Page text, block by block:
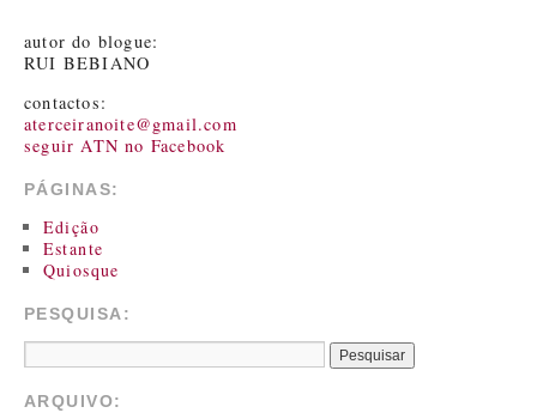
autor do blogue:
RUI BEBIANO
contactos:
aterceiranoite@gmail.com
seguir ATN no Facebook
PÁGINAS:
Edição
Estante
Quiosque
PESQUISA:
ARQUIVO: